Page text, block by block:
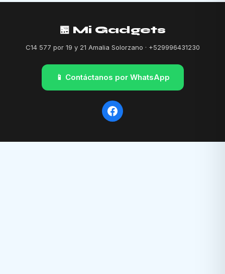
🏪 Mi Gadgets
C14 577 por 19 y 21 Amalia Solorzano · +529996431230
📱 Contáctanos por WhatsApp